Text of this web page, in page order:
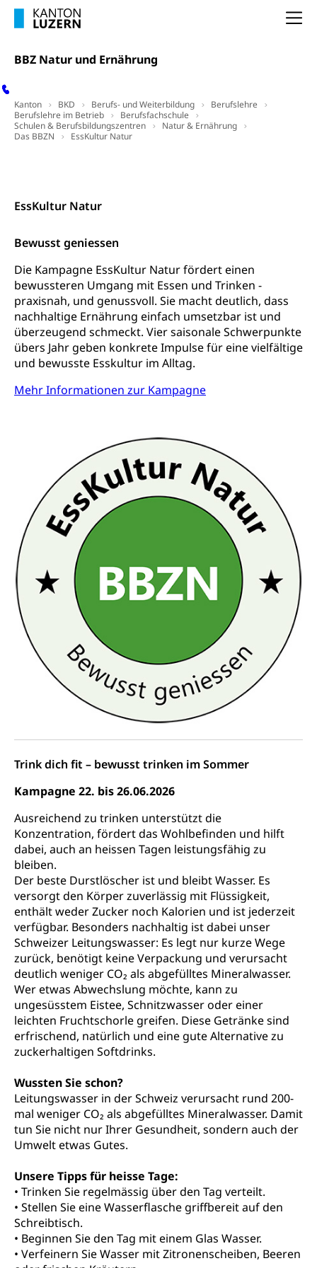
BBZ Natur und Ernährung
Kanton BKD Berufs- und Weiterbildung
Berufslehre
Berufslehre im Betrieb
Berufsfachschule
Schulen & Berufsbildungszentren
Natur & Ernährung
Das BBZN
EssKultur Natur
EssKultur Natur
Bewusst geniessen
Die Kampagne EssKultur Natur fördert einen
bewussteren Umgang mit Essen und Trinken -
praxisnah, und genussvoll. Sie macht deutlich, dass
nachhaltige Ernährung einfach umsetzbar ist und
überzeugend schmeckt. Vier saisonale Schwerpunkte
übers Jahr geben konkrete Impulse für eine vielfältige
und bewusste Esskultur im Alltag.
Mehr Informationen zur Kampagne
Trink dich fit – bewusst trinken im Sommer
Kampagne 22. bis 26.06.2026
Ausreichend zu trinken unterstützt die
Konzentration, fördert das Wohlbefinden und hilft
dabei, auch an heissen Tagen leistungsfähig zu
bleiben.
Der beste Durstlöscher ist und bleibt Wasser. Es
versorgt den Körper zuverlässig mit Flüssigkeit,
enthält weder Zucker noch Kalorien und ist jederzeit
verfügbar. Besonders nachhaltig ist dabei unser
Schweizer Leitungswasser: Es legt nur kurze Wege
zurück, benötigt keine Verpackung und verursacht
deutlich weniger CO₂ als abgefülltes Mineralwasser.
Wer etwas Abwechslung möchte, kann zu
ungesüsstem Eistee, Schnitzwasser oder einer
leichten Fruchtschorle greifen. Diese Getränke sind
erfrischend, natürlich und eine gute Alternative zu
zuckerhaltigen Softdrinks.
Wussten Sie schon?
Leitungswasser in der Schweiz verursacht rund 200-
mal weniger CO₂ als abgefülltes Mineralwasser. Damit
tun Sie nicht nur Ihrer Gesundheit, sondern auch der
Umwelt etwas Gutes.
Unsere Tipps für heisse Tage:
• Trinken Sie regelmässig über den Tag verteilt.
• Stellen Sie eine Wasserflasche griffbereit auf den
Schreibtisch.
• Beginnen Sie den Tag mit einem Glas Wasser.
• Verfeinern Sie Wasser mit Zitronenscheiben, Beeren
Erwerbsausfallentschädigung (WAS Luzern)
Alarmierung, Sirenentest
Ordnungskräfte, Sicherheit, öffentliche Ordnung
Polizei
Versorgung
Vorratshaltung, Vorrat
Militärdienst
Bundesamt für Zivildienst ZIVI
Erwerbsausfallentschädigung (WAS Luzern)
Zivilschutz
Schutzdienstpflicht, Schutzraum,
Schutzraumbaupflicht
Zivilschutz
Diskriminierung, Gleichstellungsbüro, Mobbing
Gleichstellung aller Geschlechter und
Lebensformen
Gleichstellung Menschen mit
Schlichtungsbehörde Gleichstellung
Zivilverfahren
Zivilrecht, Zivilrechtspflege, Gerichtsverfahren
Bezirksgerichte: Aufgaben und Verfahren
Betreibung und Konkurs
Bankrott, Schulden, Zahlungsunfähigkeit, Pfändung
Schulden (gruezi.lu.ch)
Betreibungsämter
Demokratie
Regierungsform, Stimm- und Wahlrecht,
Stimmrecht, Abstimmungen, Wahlen, politische
Parteien, Grundfreiheiten, Pluralismus
Volksrechte
Kantonale Steuern
Finanzausgleich, Einkommenssteuer, Kopfsteuer,
Personalsteuer, Haushaltssteuer, Vermögenssteuer,
Verrechnungssteuer, Quellensteuer,
Grundstückgewinnsteuer, Liegenschaftssteuer,
Reklameplakatsteuer, Verkehrssteuer,
Erbschaftssteuer, Schenkungssteuer, Gewinn- und
Kapitalsteuer
Steuern (Dienststelle)
Ombudsstellen
Vermittler, Vermittlungsstelle, Schlichtungsstelle,
Vermittlung, Schlichtung, Mediation
Umgang mit Beschwerden (Volksschulen)
Beschwerde Strassenverkehrsamt
Beschwerdestelle Spitäler
Schlichtungsstelle SEG
Rassismus
Diskriminierung, Fremdenfeindlichkeit,
Gleichberechtigung
Anlaufstelle Schutz vor Diskriminierung
(fabia)
Schutz vor Diskriminierung
Strafregister und Strafverfahren
Strafrecht, Strafrechtspflege, Gerichtsverfahren,
Strafregistereintrag, Strafregisterauszug,
Kriminalität
Strafverfahren Staatsanwaltschaft
Strafregisterauszug bestellen (EJPD)
Vormundschaft
Vormund, Amtsvormund, Mündel,
Jugendschutz
Kindes- und Erwachsenenschutz KESB
Kindes- und Erwachsenenschutzbehörden im
Umwelt und Bauen
Abfall
Abfallentsorgung, Kehrichtabfuhr, Müllabfuhr
Abfall und Entsorgung
Gemeindeverbände für Abfallentsorgung
Boden, Natur und Landschaft
Bodenschutz, Landschaftsschutz, Gewässerschutz,